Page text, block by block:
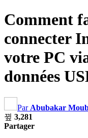
Comment
connecter
votre PC
données
Par Abubakar
3,281
Partager